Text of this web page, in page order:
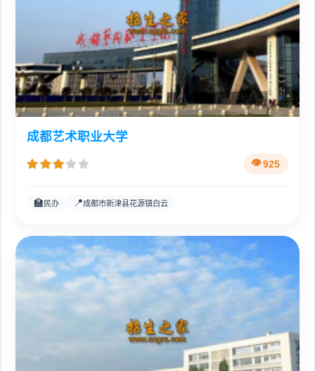
成都艺术职业大学
925
🏫 民办 📍成都市新津县花源镇白云